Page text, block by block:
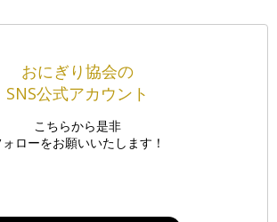
おにぎり協会の
SNS公式アカウント
こちらから是非
ォローをお願いいたします！